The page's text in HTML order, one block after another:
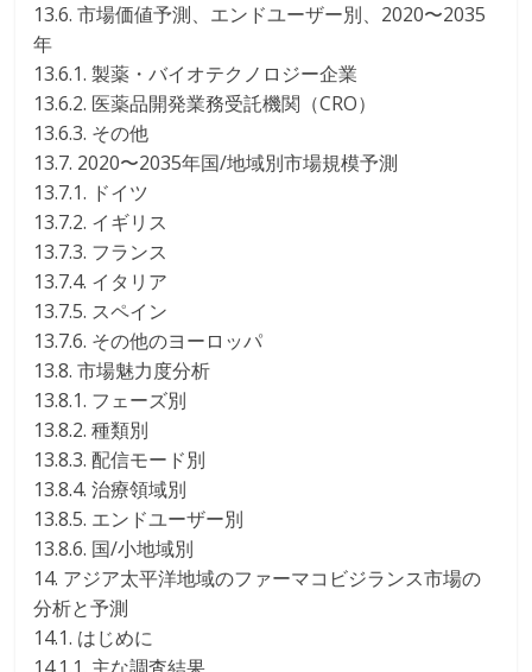
13.6. 市場価値予測、エンドユーザー別、2020〜2035
年
13.6.1. 製薬・バイオテクノロジー企業
13.6.2. 医薬品開発業務受託機関（CRO）
13.6.3. その他
13.7. 2020〜2035年国/地域別市場規模予測
13.7.1. ドイツ
13.7.2. イギリス
13.7.3. フランス
13.7.4. イタリア
13.7.5. スペイン
13.7.6. その他のヨーロッパ
13.8. 市場魅力度分析
13.8.1. フェーズ別
13.8.2. 種類別
13.8.3. 配信モード別
13.8.4. 治療領域別
13.8.5. エンドユーザー別
13.8.6. 国/小地域別
14. アジア太平洋地域のファーマコビジランス市場の
分析と予測
14.1. はじめに